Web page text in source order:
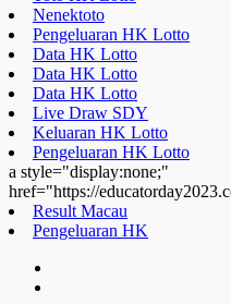
Nenektoto
Pengeluaran HK Lotto
Data HK Lotto
Data HK Lotto
Data HK Lotto
Live Draw SDY
Keluaran HK Lotto
Pengeluaran HK Lotto
a style="display:none;"
href="https://
Result Macau
Pengeluaran HK